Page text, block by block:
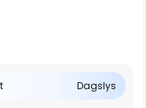
Dagslys